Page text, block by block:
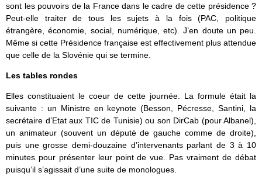
sont les pouvoirs de la France dans le cadre de cette présidence ?
Peut-elle traiter de tous les sujets à la fois (PAC, politique
étrangère, économie, social, numérique, etc). J’en doute un peu.
Même si cette Présidence française est effectivement plus attendue
que celle de la Slovénie qui se termine.
Les tables rondes
Elles constituaient le coeur de cette journée. La formule était la
suivante : un Ministre en keynote (Besson, Pécresse, Santini, la
secrétaire d’Etat aux TIC de Tunisie) ou son DirCab (pour Albanel),
un animateur (souvent un député de gauche comme de droite),
puis une grosse demi-douzaine d’intervenants parlant de 3 à 10
minutes pour présenter leur point de vue. Pas vraiment de débat
puisqu’il s’agissait d’une suite de monologues.